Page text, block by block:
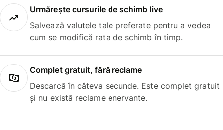
Urmărește cursurile de schimb live
Salvează valutele tale preferate pentru a vedea
cum se modifică rata de schimb în timp.
Complet gratuit, fără reclame
Descarcă în câteva secunde. Este complet gratuit
și nu există reclame enervante.